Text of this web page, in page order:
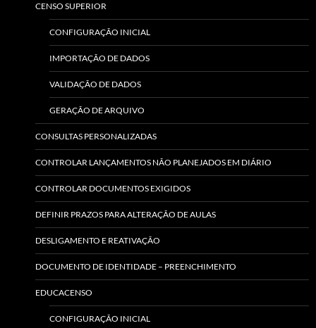
CENSO SUPERIOR
CONFIGURAÇÃO INICIAL
IMPORTAÇÃO DE DADOS
VALIDAÇÃO DE DADOS
GERAÇÃO DE ARQUIVO
CONSULTAS PERSONALIZADAS
CONTROLAR LANÇAMENTOS NÃO PLANEJADOS EM DIÁRIO
CONTROLAR DOCUMENTOS EXIGIDOS
DEFINIR PRAZOS PARA ALTERAÇÃO DE AULAS
DESLIGAMENTO E REATIVAÇÃO
DOCUMENTO DE IDENTIDADE – PREENCHIMENTO
EDUCACENSO
CONFIGURAÇÃO INICIAL